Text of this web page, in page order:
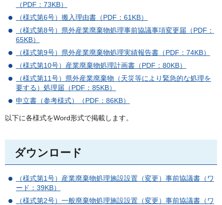
（PDF：73KB）
（様式第6号）搬入理由書（PDF：61KB）
（様式第8号）県外産業廃棄物処理事前協議事項変更届（PDF：
65KB）
（様式第9号）県外産業廃棄物処理実績報告書（PDF：74KB）
（様式第10号）産業廃棄物処理計画書（PDF：80KB）
（様式第11号）県外産業廃棄物（天災等により緊急的な処理を
要する）処理届（PDF：85KB）
申立書（参考様式）
（PDF：86KB）
以下に各様式をWord形式で掲載します。
ダウンロード
（様式第1号）産業廃棄物処理施設設置（変更）事前協議書（ワ
ード：39KB）
（様式第2号）一般廃棄物処理施設設置（変更）事前協議書（ワ